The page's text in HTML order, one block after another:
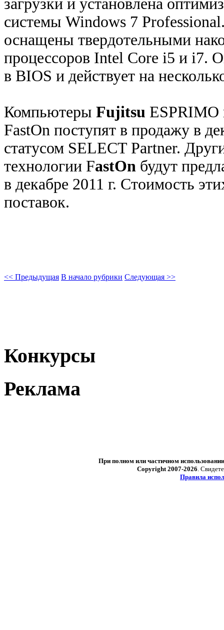
загрузки и установлена
системы Windows 7
оснащены твердотельными
процессоров Intel Core i5 и i7.
в BIOS и действует на
Компьютеры Fujitsu ESPRIMO
FastOn поступят в продажу в
статусом SELECT Partner.
технологии FastOn будут
в декабре 2011 г. Стоимость
поставок.
<< Предыдущая В начало рубрики Следующая >>
Конкурсы
Реклама
При полном или частичном
Copyright 2007-2026 .
Правила